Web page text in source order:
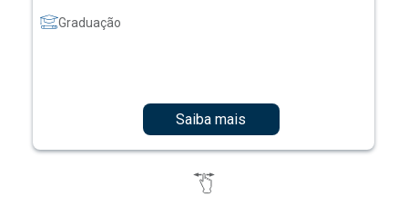
Graduação
Saiba mais